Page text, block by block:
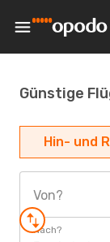
Günstige
Hin- und
Von?
Nach?